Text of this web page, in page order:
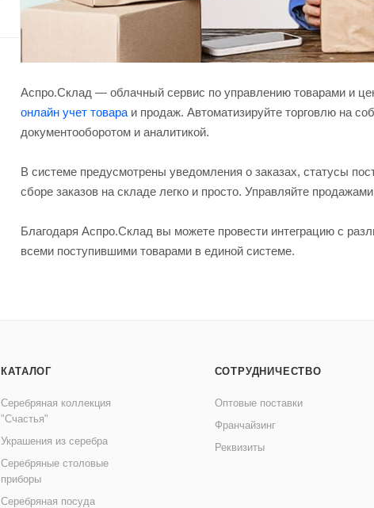
Аспро.Склад — облачный сервис по управлению товарами и
онлайн учет товара и продаж. Автоматизируйте торговлю на
документооборотом и аналитикой.
В системе предусмотрены уведомления о заказах, статусы
сборе заказов на складе легко и просто. Управляйте
Благодаря Аспро.Склад вы можете провести интеграцию с
всеми поступившими товарами в единой системе.
КАТАЛОГ
Серебряная коллекция
"Счастья"
Украшения из серебра
Серебряные столовые
приборы
Серебряная посуда
СОТРУДНИЧЕСТВО
Оптовые поставки
Франчайзинг
Реквизиты